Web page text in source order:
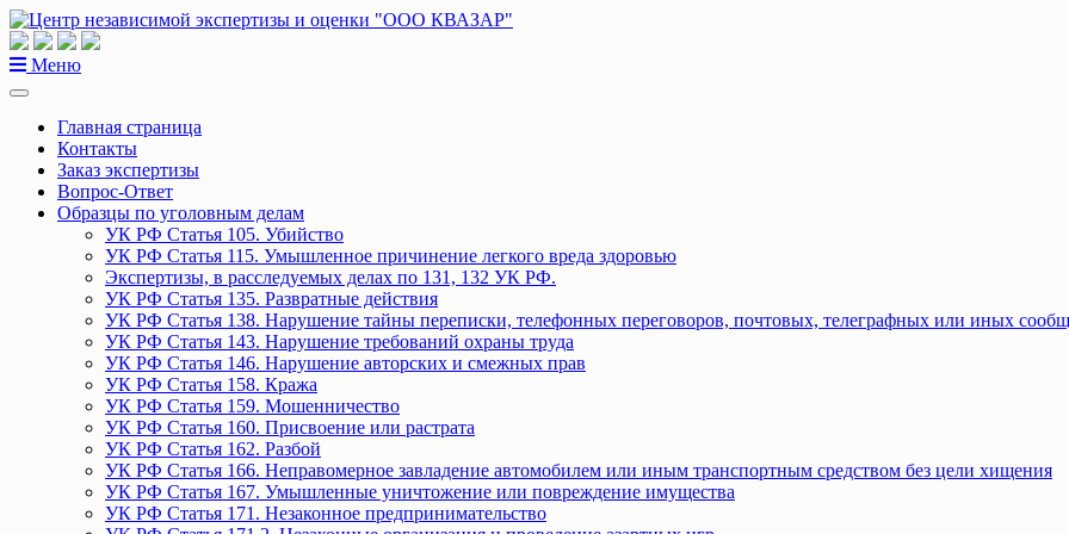
Перейти
к
содержанию
Меню
Главная страница
Контакты
Заказ экспертизы
Вопрос-Ответ
Образцы по уголовным делам
УК РФ Статья 105. Убийство
УК РФ Статья 115. Умышленное причинение легкого вреда здоровью
Экспертизы, в расследуемых делах по 131, 132 УК РФ.
УК РФ Статья 135. Развратные действия
УК РФ Статья 138. Нарушение тайны переписки, телефонных переговоров, почтовых, телеграфных или иных
УК РФ Статья 143. Нарушение требований охраны труда
УК РФ Статья 146. Нарушение авторских и смежных прав
УК РФ Статья 158. Кража
УК РФ Статья 159. Мошенничество
УК РФ Статья 160. Присвоение или растрата
УК РФ Статья 162. Разбой
УК РФ Статья 166. Неправомерное завладение автомобилем или иным транспортным средством без цели хищения
УК РФ Статья 167. Умышленные уничтожение или повреждение имущества
УК РФ Статья 171. Незаконное предпринимательство